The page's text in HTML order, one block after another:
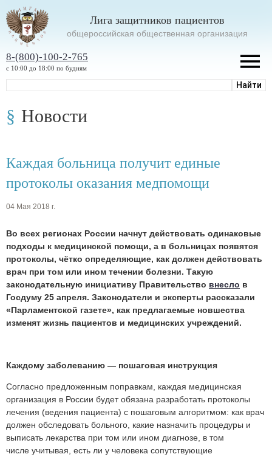
Лига защитников пациентов
oбщероссийская общественная организация
8-(800)-100-2-765
с 10:00 до 18:00 по будням
Новости
Каждая больница получит единые
протоколы оказания медпомощи
04 Мая 2018 г.
Во всех регионах России начнут действовать одинаковые
подходы к медицинской помощи, а в больницах появятся
протоколы, чётко определяющие, как должен действовать
врач при том или ином течении болезни. Такую
законодательную инициативу Правительство внесло в
Госдуму 25 апреля. Законодатели и эксперты рассказали
«Парламентской газете», как предлагаемые новшества
изменят жизнь пациентов и медицинских учреждений.
Каждому заболеванию — пошаговая инструкция
Согласно предложенным поправкам, каждая медицинская
организация в России будет обязана разработать протоколы
лечения (ведения пациента) с пошаговым алгоритмом: как врач
должен обследовать больного, какие назначить процедуры и
выписать лекарства при том или ином диагнозе, в том
числе учитывая, есть ли у человека сопутствующие